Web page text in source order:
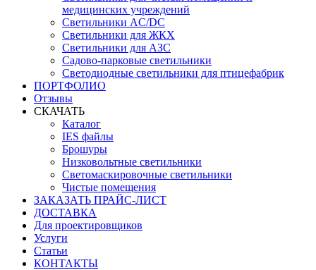
медицинских учреждений
Светильники AC/DC
Светильники для ЖКХ
Светильники для АЗС
Садово-парковые светильники
Светодиодные светильники для птицефабрик
ПОРТФОЛИО
Отзывы
СКАЧАТЬ
Каталог
IES файлы
Брошуры
Низковольтные светильники
Светомаскировочные светильники
Чистые помещения
ЗАКАЗАТЬ ПРАЙС-ЛИСТ
ДОСТАВКА
Для проектировщиков
Услуги
Статьи
КОНТАКТЫ